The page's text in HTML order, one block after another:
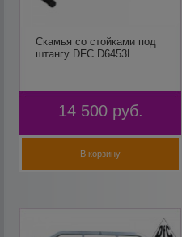
Скамья со стойками под
штангу DFC D6453L
14 500 руб.
В корзину